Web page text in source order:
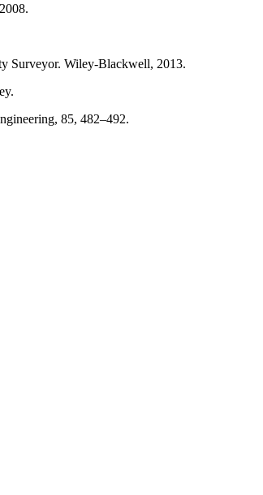
Surveyor. Wiley‑Blackwell, 2013.
85, 482–492.